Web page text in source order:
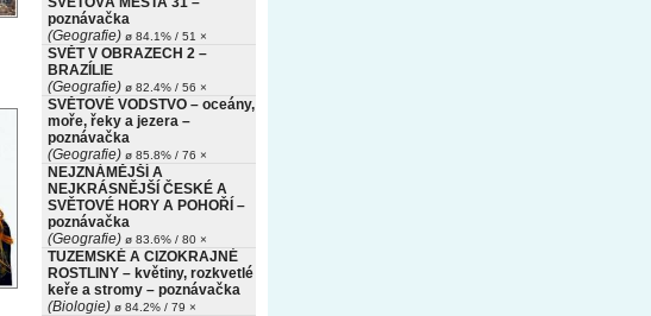
poznávačka
(Geografie) ø 84.1% / 51 ×
SVĚT V OBRAZECH 2 –
BRAZÍLIE
(Geografie) ø 82.4% / 56 ×
SVĚTOVÉ VODSTVO – oceány,
moře, řeky a jezera –
poznávačka
(Geografie) ø 85.8% / 76 ×
NEJZNÁMĚJŠÍ A
NEJKRÁSNĚJŠÍ ČESKÉ A
SVĚTOVÉ HORY A POHOŘÍ –
poznávačka
(Geografie) ø 83.6% / 80 ×
TUZEMSKÉ A CIZOKRAJNÉ
ROSTLINY – květiny, rozkvetlé
keře a stromy – poznávačka
(Biologie) ø 84.2% / 79 ×